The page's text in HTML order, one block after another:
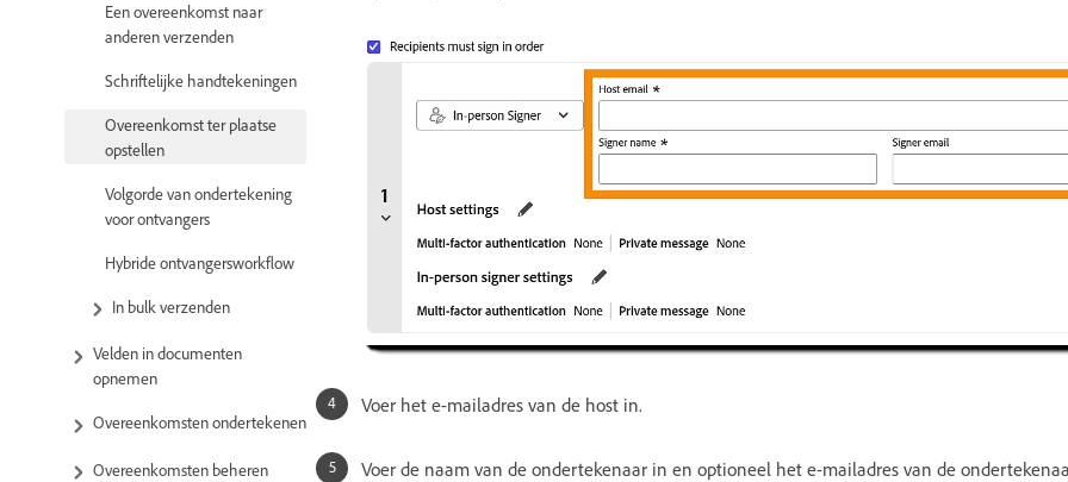
Een overeenkomst naar
anderen verzenden
Schriftelijke handtekeningen
Overeenkomst ter plaatse
opstellen
Volgorde van ondertekening
voor ontvangers
Hybride ontvangersworkflow
In bulk verzenden
Velden in documenten
opnemen
Overeenkomsten ondertekenen
Overeenkomsten beheren
Voer het e-mailadres van de host in.
Voer de naam van de ondertekenaar in en optioneel het e-mailadres van de